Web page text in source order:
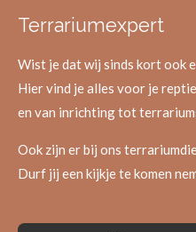
Terrariumexpert
Wist je dat wij sinds kort ook
Hier vind je alles voor je
en van inrichting tot
Ook zijn er bij ons
Durf jij een kijkje te komen